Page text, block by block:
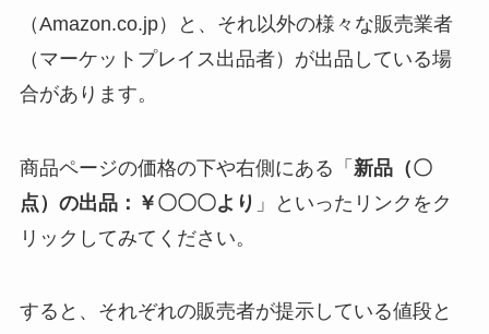
（Amazon.co.jp）と、それ以外の様々な販売業者
（マーケットプレイス出品者）が出品している場
合があります。
商品ページの価格の下や右側にある「 新品（〇
点）の出品：￥〇〇〇より 」といったリンクをク
リックしてみてください。
すると、それぞれの販売者が提示している値段と